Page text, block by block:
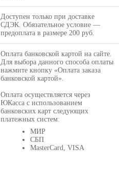
Доступен только при доставке
СДЭК. Обязательное условие —
предоплата в размере 200 руб.
Оплата банковской картой на сайте.
Для выбора данного способа оплаты
нажмите кнопку «Оплата заказа
банковской картой».
Оплата осуществляется через
ЮКасса с использованием
банковских карт следующих
платежных систем:
МИР
СБП
MasterCard, VISA